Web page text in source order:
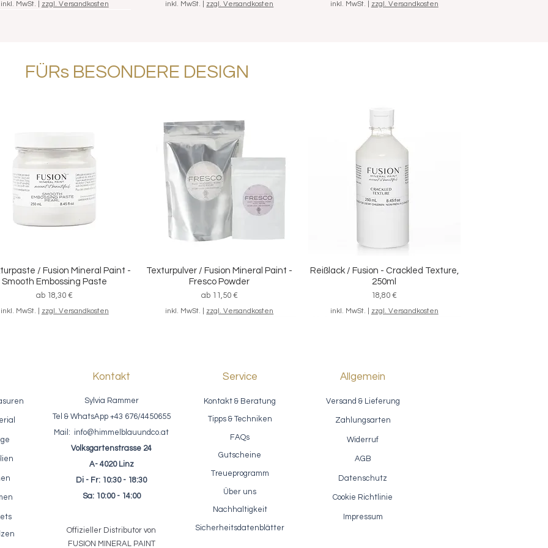
inkl. MwSt. zzgl. Versandkosten inkl. MwSt. zzgl. Versandkosten inkl. MwSt. zzgl. Versandkosten
Schnellansicht
Streichset "Grundausstattung",
7-teilig
Standardpreis
46,20 € Sale-Preis
39,80 €
FÜRs BESONDERE DESIGN
Schnellansicht
/ Fusion Mineral Paint -
Smooth Embossing Paste
ab 18,30 €
Sale-Preis
inkl. MwSt. zzgl. Versandkosten
Schnellansicht
Texturpulver / Fusion Mineral Paint -
Fresco Powder
ab 11,50 €
Sale-Preis
inkl. MwSt. zzgl. Versandkosten
Schnellansicht
Reißlack / Fusion - Crackled Texture,
250ml
Preis
18,80 €
inkl. MwSt. zzgl. Versandkosten
Schnellansicht
/ ReDesign - Glass
Gel - Glasperlen Paste
Clear Glaze 250ml
Preis
22,50 €
inkl. MwSt.| zzgl. Versandkosten
Akzentlack / Fusion Antiquing Glaze
- Van Dyke Brown
Kontakt
Sylvia Rammer
Tel & WhatsApp +43 676/4450655
Mail: info@himmelblauundco.at
Volksgartenstrasse 24
A- 4020 Linz
Di - Fr: 10:30 - 18:30
Sa: 10:00 - 14:00
Service
Kontakt & Beratung
Tipps & Techniken
FAQs
Gutscheine
Treueprogramm
Über uns
Nachhaltigkeit
Offizieller Distributor von
FUSION MINERAL PAINT
Sicherheitsdatenblätter
Allgemein
Versand & Lieferung
Zahlungsarten
Widerruf
AGB
Datenschutz
Cookie Richtlinie
Impressum